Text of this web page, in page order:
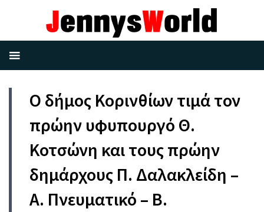
Ο δήμος Κορινθίων τιμά τον
πρώην υφυπουργό Θ.
Κοτσώνη και τους πρώην
δημάρχους Π. Δαλακλείδη –
Α. Πνευματικό – Β.